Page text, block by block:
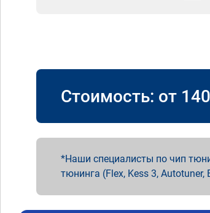
Стоимость: от
Наши специалисты по чип
тюнинга (Flex, Kess 3,